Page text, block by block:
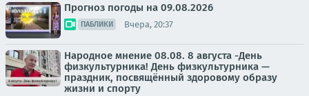
Прогноз погоды на 09.08.2026
ПАБЛИКИ Вчера, 20:37
Народное мнение 08.08. 8 августа -День
физкультурника! День физкультурника —
праздник, посвящённый здоровому образу
жизни и спорту